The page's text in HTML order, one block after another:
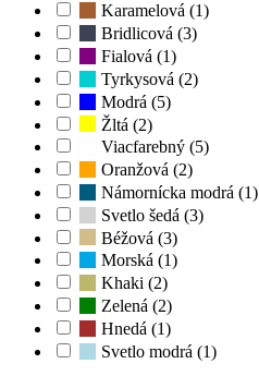
Karamelová (1)
Bridlicová (3)
Fialová (1)
Tyrkysová (2)
Modrá (5)
Žltá (2)
Viacfarebný (5)
Oranžová (2)
Námornícka modrá (1)
Svetlo šedá (3)
Béžová (3)
Morská (1)
Khaki (2)
Zelená (2)
Hnedá (1)
Svetlo modrá (1)